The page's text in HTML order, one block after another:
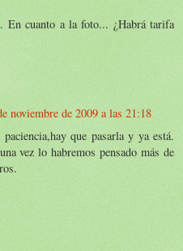
En cuanto a la foto... ¿Habrá tarifa
noviembre de 2009 a las 21:18
que pasarla y ya está.
vez lo habremos pensado más de